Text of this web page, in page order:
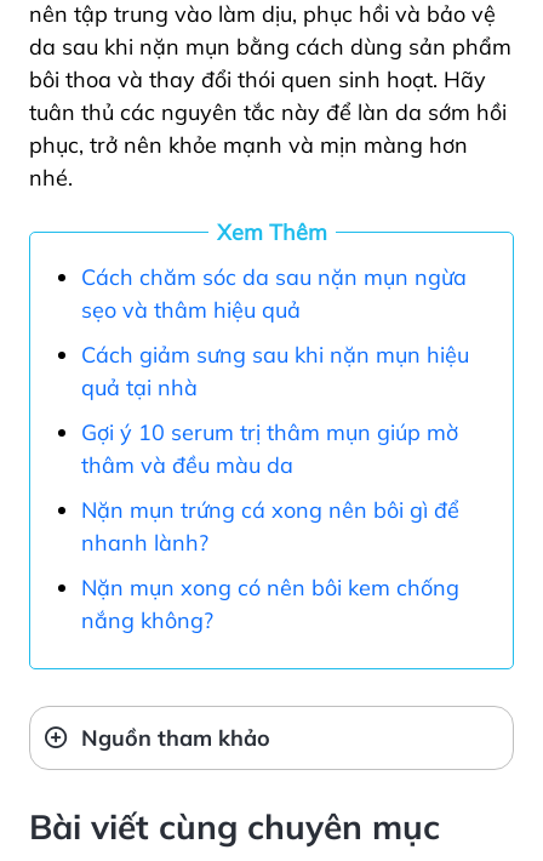
nên tập trung vào làm dịu, phục hồi và bảo vệ
da sau khi nặn mụn bằng cách dùng sản phẩm
bôi thoa và thay đổi thói quen sinh hoạt. Hãy
tuân thủ các nguyên tắc này để làn da sớm hồi
phục, trở nên khỏe mạnh và mịn màng hơn
nhé.
Xem Thêm
Cách chăm sóc da sau nặn mụn ngừa
sẹo và thâm hiệu quả
Cách giảm sưng sau khi nặn mụn hiệu
quả tại nhà
Gợi ý 10 serum trị thâm mụn giúp mờ
thâm và đều màu da
Nặn mụn trứng cá xong nên bôi gì để
nhanh lành?
Nặn mụn xong có nên bôi kem chống
nắng không?
Nguồn tham khảo
Bài viết cùng chuyên mục